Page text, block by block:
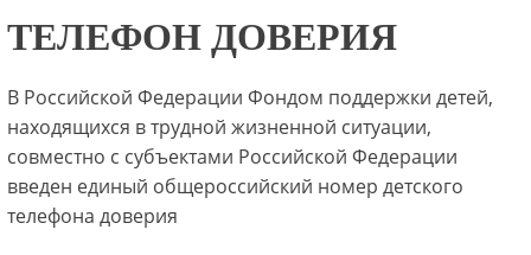
ТЕЛЕФОН ДОВЕРИЯ
В Российской Федерации Фондом поддержки детей,
находящихся в трудной жизненной ситуации,
совместно с субъектами Российской Федерации
введен единый общероссийский номер детского
телефона доверия